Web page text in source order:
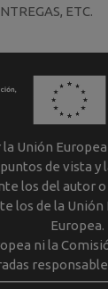
ETC.
Unión
de vista y
los del autor
los de la Unión
Europea.
ni la